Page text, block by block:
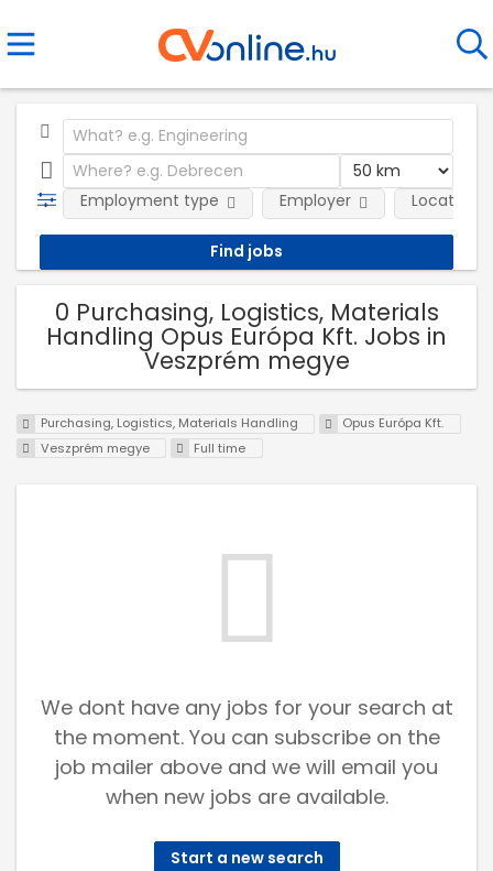
Employment type Employer Location
0 Purchasing, Logistics, Materials
Handling Opus Európa Kft. Jobs in
Veszprém megye
Purchasing, Logistics, Materials Handling
Opus Európa Kft.
Veszprém megye
Full time
We dont have any jobs for your search at
the moment. You can subscribe on the
job mailer above and we will email you
when new jobs are available.
Start a new search